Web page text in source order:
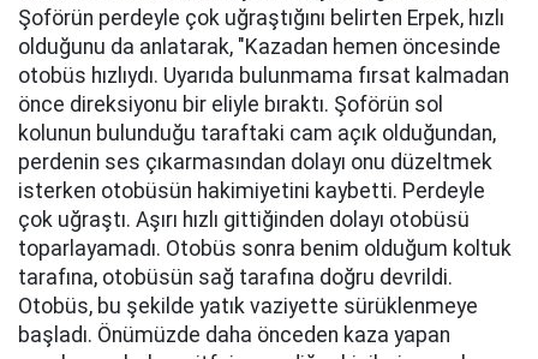
Şoförün perdeyle çok uğraştığını belirten Erpek, hızlı
olduğunu da anlatarak, "Kazadan hemen öncesinde
otobüs hızlıydı. Uyarıda bulunmama fırsat kalmadan
önce direksiyonu bir eliyle bıraktı. Şoförün sol
kolunun bulunduğu taraftaki cam açık olduğundan,
perdenin ses çıkarmasından dolayı onu düzeltmek
isterken otobüsün hakimiyetini kaybetti. Perdeyle
çok uğraştı. Aşırı hızlı gittiğinden dolayı otobüsü
toparlayamadı. Otobüs sonra benim olduğum koltuk
tarafına, otobüsün sağ tarafına doğru devrildi.
Otobüs, bu şekilde yatık vaziyette sürüklenmeye
başladı. Önümüzde daha önceden kaza yapan